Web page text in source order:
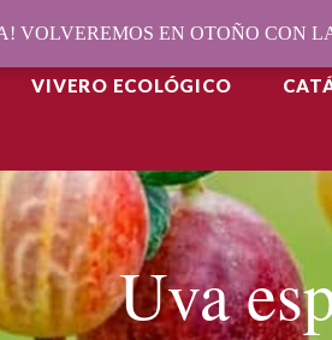
VIVERO ECOLÓGICO
Uva
VOLVEREMOS EN OTOÑO CON